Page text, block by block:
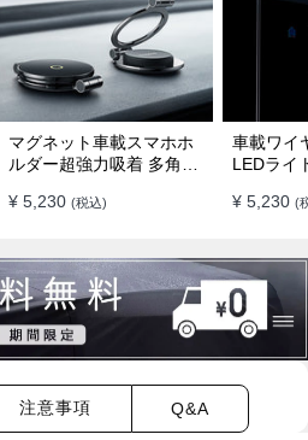
マグネット車載スマホホ
ルダー超強力吸着 多角度
用ホルダー 折りたたみ式
¥ 5,230 (税込)
車載ワイ
LEDライ
エアコン
ー
¥ 5,230 (
注意事項 Q&A